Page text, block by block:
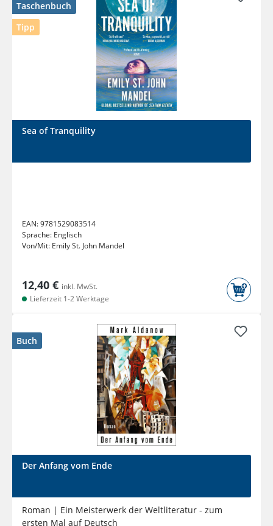
Taschenbuch
Tipp
Sea of Tranquility
EAN:9781529083514
Sprache: Englisch
Von/Mit: Emily St. John Mandel
12,40 € inkl. MwSt.
Lieferzeit 1-2 Werktage
Buch
Der Anfang vom Ende
Roman | Ein Meisterwerk der Weltliteratur - zum
ersten Mal auf Deutsch